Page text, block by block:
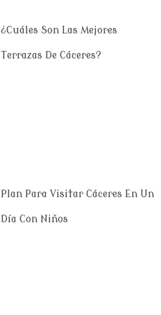
¿Cuáles Son Las Mejores
Terrazas De Cáceres?
Plan Para Visitar Cáceres En Un
Día Con Niños